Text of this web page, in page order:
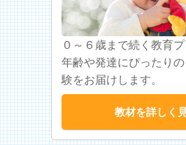
０～６歳まで続く教育プ
年齢や発達にぴったり
験をお届けします。
教材を詳しく